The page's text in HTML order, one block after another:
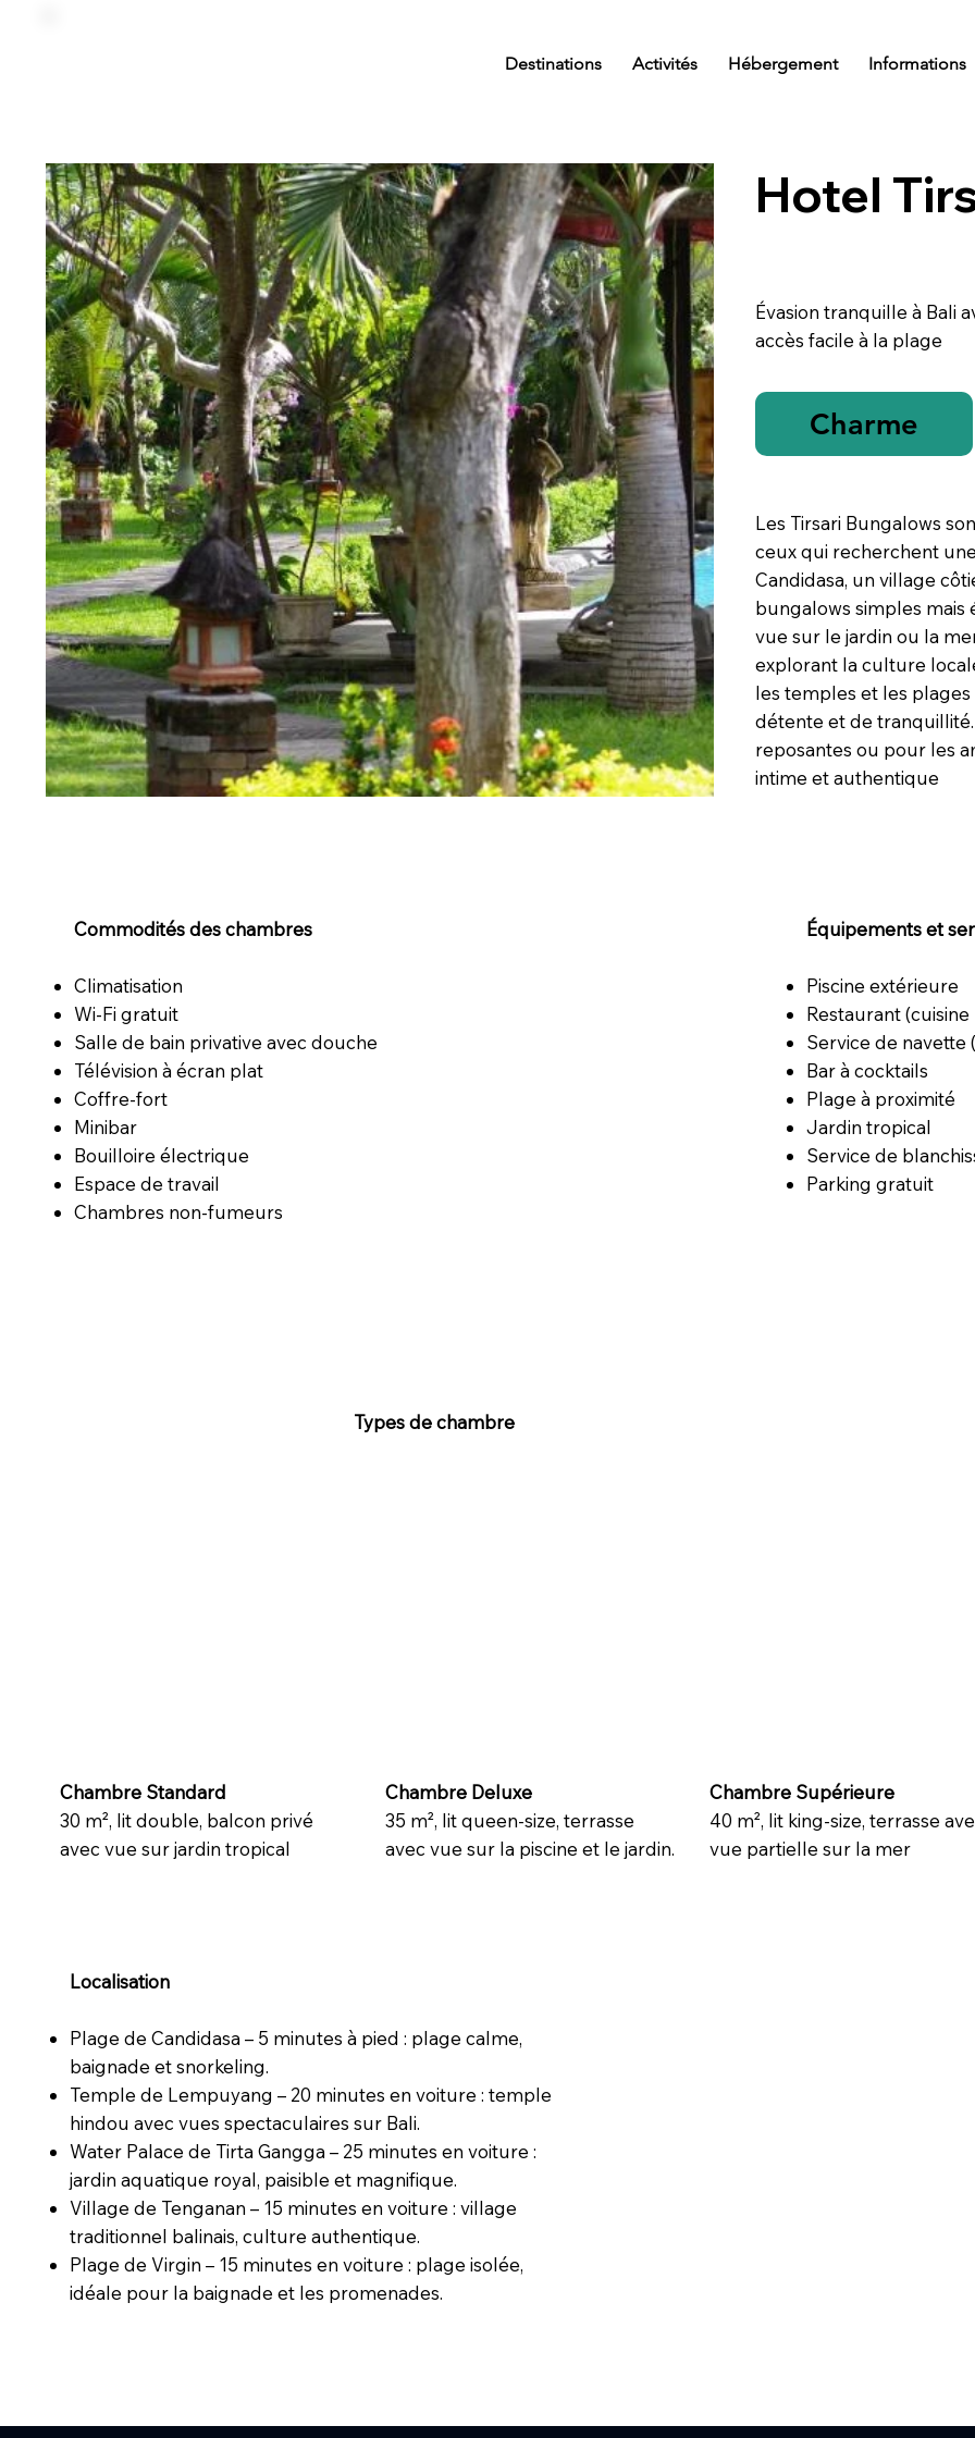
Destinations Activités Hébergement Informations
Hotel
Évasion tranquille à Bali
accès facile à la plage
Charme
Les Tirsari Bungalows
ceux qui recherchent
Candidasa, un village
bungalows simples
vue sur le jardin ou la
explorant la culture
les temples et les
détente et de
reposantes ou pour les
intime et authentique
Commodités des chambres
Climatisation
Wi-Fi gratuit
Salle de bain privative avec douche
Télévision à écran plat
Coffre-fort
Minibar
Bouilloire électrique
Espace de travail
Chambres non-fumeurs
Équipements et
Piscine extérieure
Restaurant
Service de navette
Bar à cocktails
Plage à proximité
Jardin tropical
Service de
Parking gratuit
Types de chambre
Chambre Standard
30 m², lit double, balcon privé
avec vue sur jardin tropical
Chambre Deluxe
35 m², lit queen-size, terrasse
avec vue sur la piscine et le jardin.
Chambre Supérieure
40 m², lit king-size, terrasse
vue partielle sur la mer
Localisation
Plage de Candidasa – 5 minutes à pied : plage calme,
baignade et snorkeling.
Temple de Lempuyang – 20 minutes en voiture : temple
hindou avec vues spectaculaires sur Bali.
Water Palace de Tirta Gangga – 25 minutes en voiture :
jardin aquatique royal, paisible et magnifique.
Village de Tenganan – 15 minutes en voiture : village
traditionnel balinais, culture authentique.
Plage de Virgin – 15 minutes en voiture : plage isolée,
idéale pour la baignade et les promenades.